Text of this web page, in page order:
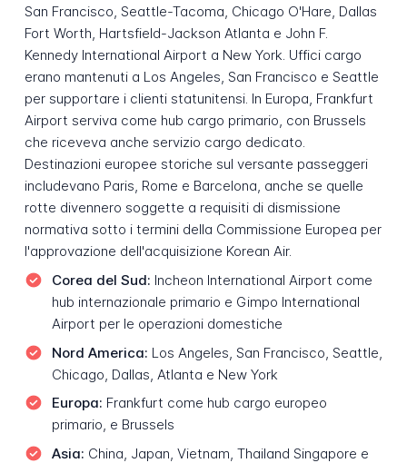
San Francisco, Seattle-Tacoma, Chicago O'Hare, Dallas
Fort Worth, Hartsfield-Jackson Atlanta e John F.
Kennedy International Airport a New York. Uffici cargo
erano mantenuti a Los Angeles, San Francisco e Seattle
per supportare i clienti statunitensi. In Europa, Frankfurt
Airport serviva come hub cargo primario, con Brussels
che riceveva anche servizio cargo dedicato.
Destinazioni europee storiche sul versante passeggeri
includevano Paris, Rome e Barcelona, anche se quelle
rotte divennero soggette a requisiti di dismissione
normativa sotto i termini della Commissione Europea per
l'approvazione dell'acquisizione Korean Air.
Corea del Sud: Incheon International Airport come
hub internazionale primario e Gimpo International
Airport per le operazioni domestiche
Nord America: Los Angeles, San Francisco, Seattle,
Chicago, Dallas, Atlanta e New York
Europa: Frankfurt come hub cargo europeo
primario, e Brussels
Asia: China, Japan, Vietnam, Thailand Singapore e